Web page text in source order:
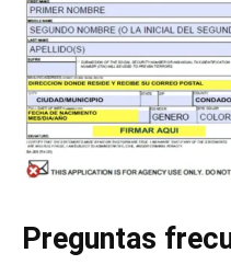
Preguntas